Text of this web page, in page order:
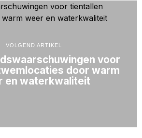
VOLGEND ARTIKEL
voor
door warm
en waterkwaliteit